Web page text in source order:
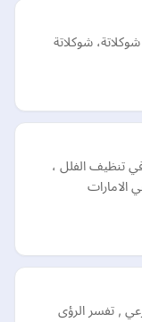
شوكلاتة
اكبر شركات تنظيف الفلل في دبي رقم 1 في تنظيف الفلل ،
الامارات
, تفسر الرؤى